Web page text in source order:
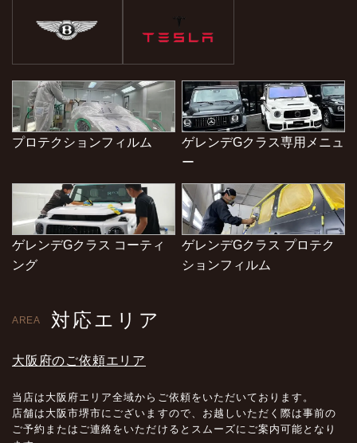
プロテクションフィルム
ゲレンデGクラス専用メニュ
ー
ゲレンデGクラス コーティ
ング
ゲレンデGクラス プロテク
ションフィルム
AREA 対応エリア
大阪府のご依頼エリア
当店は大阪府エリア全域からご依頼をいただいております。
店舗は大阪市堺市にございますので、お越しいただく際は事前の
ご予約またはご連絡をいただけるとスムーズにご案内可能となり